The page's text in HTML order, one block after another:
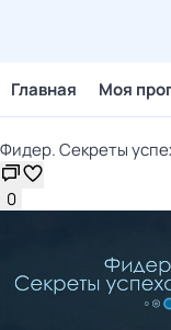
Главная Моя
Фидер. Секреты
0